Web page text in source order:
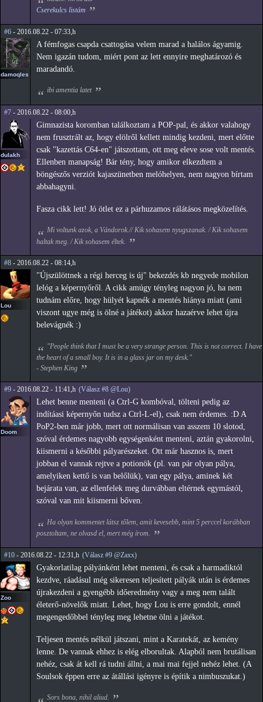
Cserekulcs listám
#6 - 2016.08.22 - 07:33,h
damoqles
A fémfogas csapda csattogása velem marad a halálos ágyamig.
Nem igazán tudom, miért pont az lett ennyire meghatározó és
maradandó.
ibi amentia latet
#7 - 2016.08.22 - 08:00,h
dulakh
Gimnazista koromban találkoztam a POP-pal, és akkor valahogy
nem frusztrált az, hogy elölről kellett mindig kezdeni, mert előtte
csak "kazettás C64-en" játszottam, ott meg eleve sose volt mentés.
Ellenben manapság! Bár tény, hogy amikor elkezdtem a
böngészős verziót kajaszünetben melóhelyen, nem nagyon bírtam
abbahagyni.
Fasza cikk lett! Jó ötlet ez a párhuzamos rálátásos megközelítés.
Mi voltunk azok, a Vándorok.// Kik sohasem nyugszanak. / Kik sohasem
haltak meg. / Kik sohasem éltek.
#8 - 2016.08.22 - 08:14,h
Lou
"Újszülöttnek a régi herceg is új" bekezdés kb negyede mobilon
lelóg a képernyőről. A cikk amúgy tényleg nagyon jó, ha nem
tudnám előre, hogy hülyét kapnék a mentés hiánya miatt (ami
viszont ugye még is ölné a játékot) akkor hazaérve lehet újra
belevágnék :)
"People think that I must be a very strange person. This is not correct. I have
the heart of a small boy. It is in a glass jar on my desk."
- Stephen King
#9 - 2016.08.22 - 11:41,h (Válasz #8 @Lou)
Doom
Lehet benne menteni (a Ctrl-G kombóval, tölteni pedig az
indítáasi képernyőn tudsz a Ctrl-L-el), csak nem érdemes. :D A
PoP2-ben már jobb, mert ott normálisan van asszem 10 slotod,
szóval érdemes nagyobb egységenként menteni, aztán gyakorolni,
kiismerni a későbbi pályarészeket. Ott már hasznos is, mert
jobban el vannak rejtve a potionök (pl. van pár olyan pálya,
amelyiken kettő is van belőlük), van egy pálya, aminek két
bejárata van, az ellenfelek meg durvábban eltérnek egymástól,
szóval van mit kiismerni bőven.
Ha olyan kommentet látsz tőlem, amit kevesebb, mint 5 perccel korábban
posztoltam, ne olvasd el, mert még írom.
#10 - 2016.08.22 - 12:31,h (Válasz #9 @Zaxx)
Zoo
Gyakorlatilag pályánként lehet menteni, és csak a harmadiktól
kezdve, ráadásul még sikeresen teljesített pályák után is érdemes
újrakezdeni a gyengébb időeredmény vagy a meg nem talált
életerő-növelők miatt. Lehet, hogy Lou is erre gondolt, ennél
megengedőbbel tényleg meg lehetne ölni a játékot.
Teljesen mentés nélkül játszani, mint a Karatekát, az kemény
lenne. De vannak ehhez is elég elborultak. Alapból nem brutálisan
nehéz, csak át kell rá tudni állni, a mai mai fejjel nehéz lehet. (A
Soulsok éppen erre az átállási igényre is építik a nimbuszukat.)
Sors bona, nihil aliud.